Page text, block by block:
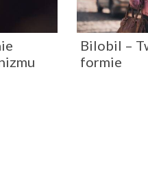
Bilobil –
formie